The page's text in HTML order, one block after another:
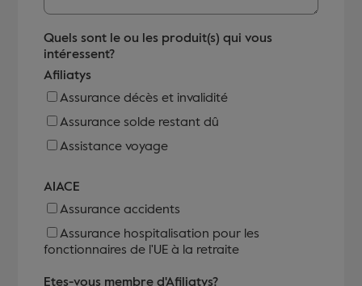
Quels sont le ou les produit(s) qui vous
intéressent?
Afiliatys
Assurance décès et invalidité
Assurance solde restant dû
Assistance voyage
AIACE
Assurance accidents
Assurance hospitalisation pour les
fonctionnaires de l'UE à la retraite
Etes-vous membre d'Afiliatys?